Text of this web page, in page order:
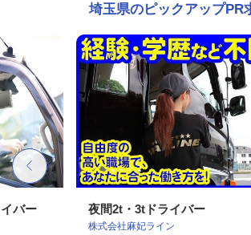
埼玉県のピックアップPR
バー 夜間2t・3tドライバー
株式会社麻妃ライン